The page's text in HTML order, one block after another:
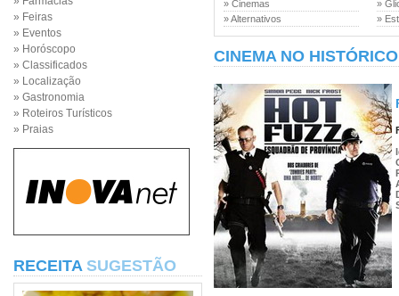
» Feiras
» Eventos
» Horóscopo
» Classificados
» Localização
» Gastronomia
» Roteiros Turísticos
» Praias
RECEITA SUGESTÃO
» Cinemas
» Alternativos
»
»
CINEMA NO HISTÓRICO